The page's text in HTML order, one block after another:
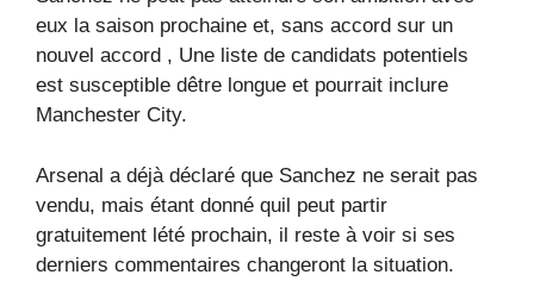
eux la saison prochaine et, sans accord sur un
nouvel accord , Une liste de candidats potentiels
est susceptible dêtre longue et pourrait inclure
Manchester City.
Arsenal a déjà déclaré que Sanchez ne serait pas
vendu, mais étant donné quil peut partir
gratuitement lété prochain, il reste à voir si ses
derniers commentaires changeront la situation.